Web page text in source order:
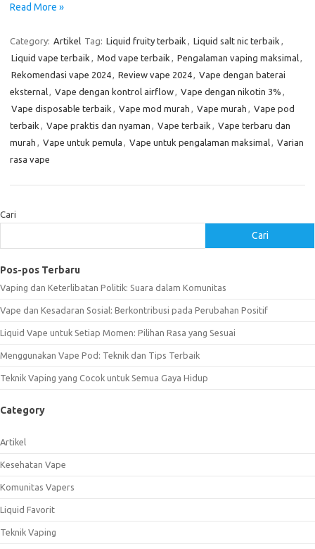
Read More »
Category: Artikel Tag: Liquid fruity terbaik , Liquid salt nic terbaik ,
Liquid vape terbaik , Mod vape terbaik , Pengalaman vaping maksimal,
Rekomendasi vape 2024, Review vape 2024, Vape dengan baterai
eksternal, Vape dengan kontrol airflow, Vape dengan nikotin 3% ,
Vape disposable terbaik , Vape mod murah , Vape murah , Vape pod
terbaik , Vape praktis dan nyaman , Vape terbaik , Vape terbaru dan
murah , Vape untuk pemula , Vape untuk pengalaman maksimal, Varian
rasa vape
Cari
Cari
Pos-pos Terbaru
Vaping dan Keterlibatan Politik: Suara dalam Komunitas
Vape dan Kesadaran Sosial: Berkontribusi pada Perubahan Positif
Liquid Vape untuk Setiap Momen: Pilihan Rasa yang Sesuai
Menggunakan Vape Pod: Teknik dan Tips Terbaik
Teknik Vaping yang Cocok untuk Semua Gaya Hidup
Category
Artikel
Kesehatan Vape
Komunitas Vapers
Liquid Favorit
Teknik Vaping